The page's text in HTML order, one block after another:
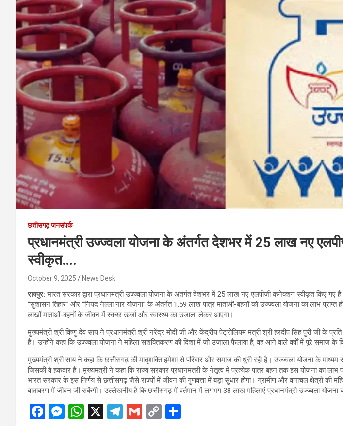
छत्तीसगढ़ जनसंपर्क
प्रधानमंत्री उज्ज्वला योजना के अंतर्गत देशभर में 25 लाख नए
स्वीकृत….
October 9, 2025 News Desk
रायपुर: भारत सरकार द्वारा प्रधानमंत्री उज्ज्वला योजना के अंतर्गत देशभर में 25 लाख नए एलपीजी कनेक्शन स्वीकृत किए गए
“सुशासन तिहार” और “नियद नेल्ला नार योजना” के अंतर्गत 1.59 लाख पात्र माताओं-बहनों को उज्ज्वला योजना का लाभ प्राप्त
लाखों माताओं-बहनों के जीवन में स्वच्छ ऊर्जा और स्वास्थ्य का उजाला लेकर आएगा।
मुख्यमंत्री श्री विष्णु देव साय ने प्रधानमंत्री श्री नरेंद्र मोदी जी और केंद्रीय पेट्रोलियम मंत्री श्री हरदीप सिंह पुरी जी के प्रति
है। उन्होंने कहा कि उज्ज्वला योजना ने महिला सशक्तिकरण की दिशा में जो उजाला फैलाया है, वह आने वाले वर्षों में पूरे समाज के
मुख्यमंत्री श्री साय ने कहा कि छत्तीसगढ़ की मातृशक्ति हमेशा से परिवार और समाज की धुरी रही है। उज्ज्वला योजना के माध्यम
जिसकी वे हकदार हैं। मुख्यमंत्री ने कहा कि राज्य सरकार प्रधानमंत्री के नेतृत्व में प्रत्येक पात्र बहन तक इस योजना का लाभ
भारत सरकार के इस निर्णय से छत्तीसगढ़ जैसे राज्यों में जीवन की गुणवत्ता में बड़ा सुधार होगा। ग्रामीण और वनांचल क्षेत्रों की
वातावरण में जीवन जी सकेंगी। उल्लेखनीय है कि छत्तीसगढ़ में वर्तमान में लगभग 38 लाख महिलाएं प्रधानमंत्री उज्ज्वला योजना
F
M W X
T
G
C